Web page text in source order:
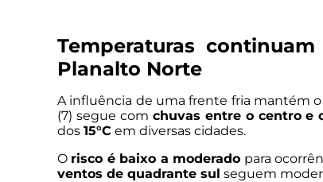
Temperaturas
Planalto Norte
A influência de uma frente fria mantém
(7) segue com chuvas entre o centro e
dos 15°C em diversas cidades.
O risco é baixo a moderado para
ventos de quadrante sul seguem